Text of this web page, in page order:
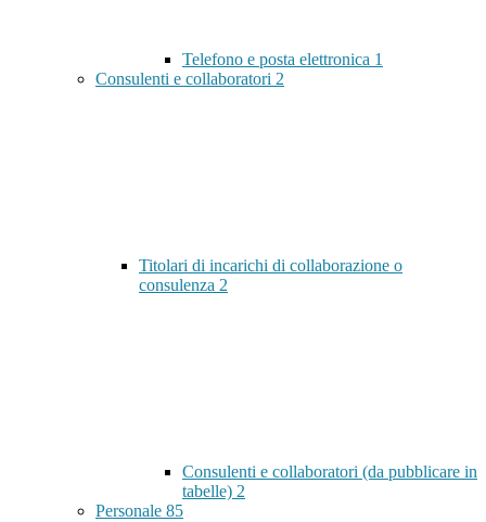
Telefono e posta elettronica 1
Consulenti e collaboratori 2
Titolari di incarichi di collaborazione o
consulenza 2
Consulenti e collaboratori (da pubblicare in
tabelle) 2
Personale 85